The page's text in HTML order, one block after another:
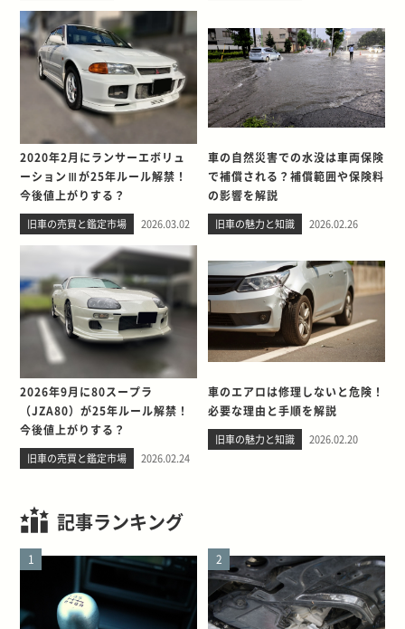
2020年2月にランサーエボリュ
ーションⅢが25年ルール解禁！
今後値上がりする？
旧車の売買と鑑定市場 2026.03.02
車の自然災害での水没は車両保険
で補償される？補償範囲や保険料
の影響を解説
旧車の魅力と知識 2026.02.26
2026年9月に80スープラ
（JZA80）が25年ルール解禁！
今後値上がりする？
旧車の売買と鑑定市場 2026.02.24
車のエアロは修理しないと危険！
必要な理由と手順を解説
旧車の魅力と知識 2026.02.20
記事ランキング
1 2